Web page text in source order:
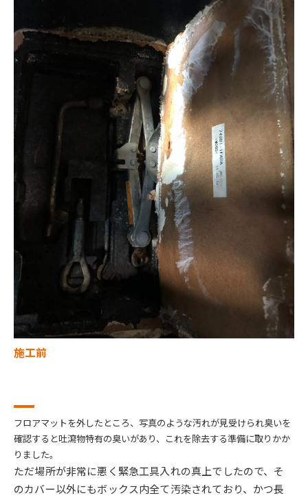
施工前
フロアマットを外したところ、写真のような汚れが見受けられ臭いを
確認すると吐瀉物特有の臭いがあり、これを除去する準備に取りかか
りました。
ただ場所が非常に悪く緊急工具入れの真上でしたので、そ
のカバー以外にもボックス内全て汚染されており、かつ長